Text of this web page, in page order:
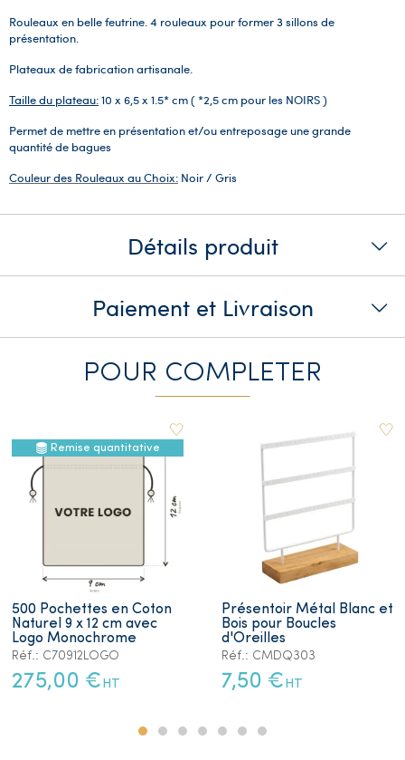
Rouleaux en belle feutrine. 4 rouleaux pour former 3 sillons de
présentation.
Plateaux de fabrication artisanale.
Taille du plateau:10 x 6,5 x 1.5* cm ( *2,5 cm pour les NOIRS )
Permet de mettre en présentation et/ou entreposage une grande
quantité de bagues
Couleur des Rouleaux au Choix: Noir / Gris
Détails produit
Paiement et Livraison
POUR COMPLETER
Remise quantitative
500 Pochettes en Coton
Naturel 9 x 12 cm avec
Logo Monochrome
Réf.: C70912LOGO
275,00 € HT
Présentoir Métal Blanc et
Bois pour Boucles
d'Oreilles
Réf.: CMDQ303
7,50 € HT